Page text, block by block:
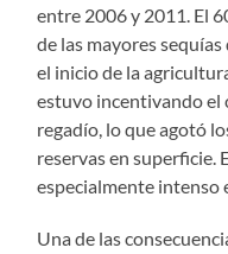
entre 2006 y 2011. El
de las mayores
el inicio de la
estuvo incentivando el
regadío, lo que agotó
reservas en superficie.
especialmente intenso
Una de las